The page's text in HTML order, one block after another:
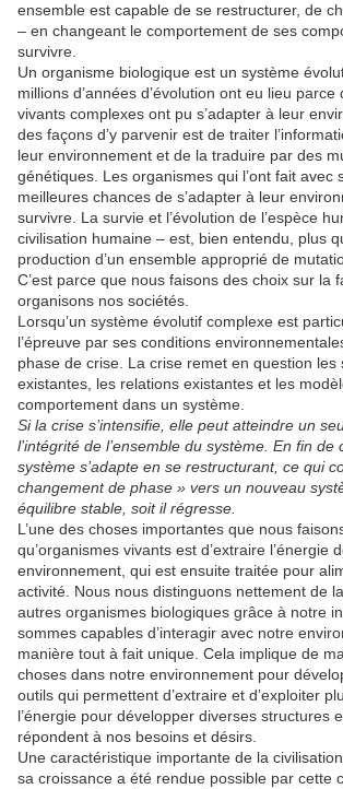
ensemble est capable de se restructurer, de
– en changeant le comportement de ses
survivre.
Un organisme biologique est un système
millions d’années d’évolution ont eu lieu
vivants complexes ont pu s’adapter à leur
des façons d’y parvenir est de traiter
leur environnement et de la traduire par des
génétiques. Les organismes qui l’ont fait avec
meilleures chances de s’adapter à leur
survivre. La survie et l’évolution de l’espèce
civilisation humaine – est, bien entendu, plus
production d’un ensemble approprié de
C’est parce que nous faisons des choix sur la
organisons nos sociétés.
Lorsqu’un système évolutif complexe est
l’épreuve par ses conditions
phase de crise. La crise remet en question les
existantes, les relations existantes et les
comportement dans un système.
Si la crise s’intensifie, elle peut atteindre un
l’intégrité de l’ensemble du système. En fin de
système s’adapte en se restructurant, ce qui
changement de phase » vers un nouveau
équilibre stable, soit il régresse.
L’une des choses importantes que nous
qu’organismes vivants est d’extraire l’énergie
environnement, qui est ensuite traitée pour
activité. Nous nous distinguons nettement de
autres organismes biologiques grâce à notre
sommes capables d’interagir avec notre
manière tout à fait unique. Cela implique de
choses dans notre environnement pour
outils qui permettent d’extraire et d’exploiter
l’énergie pour développer diverses structures
répondent à nos besoins et désirs.
Une caractéristique importante de la
sa croissance a été rendue possible par cette